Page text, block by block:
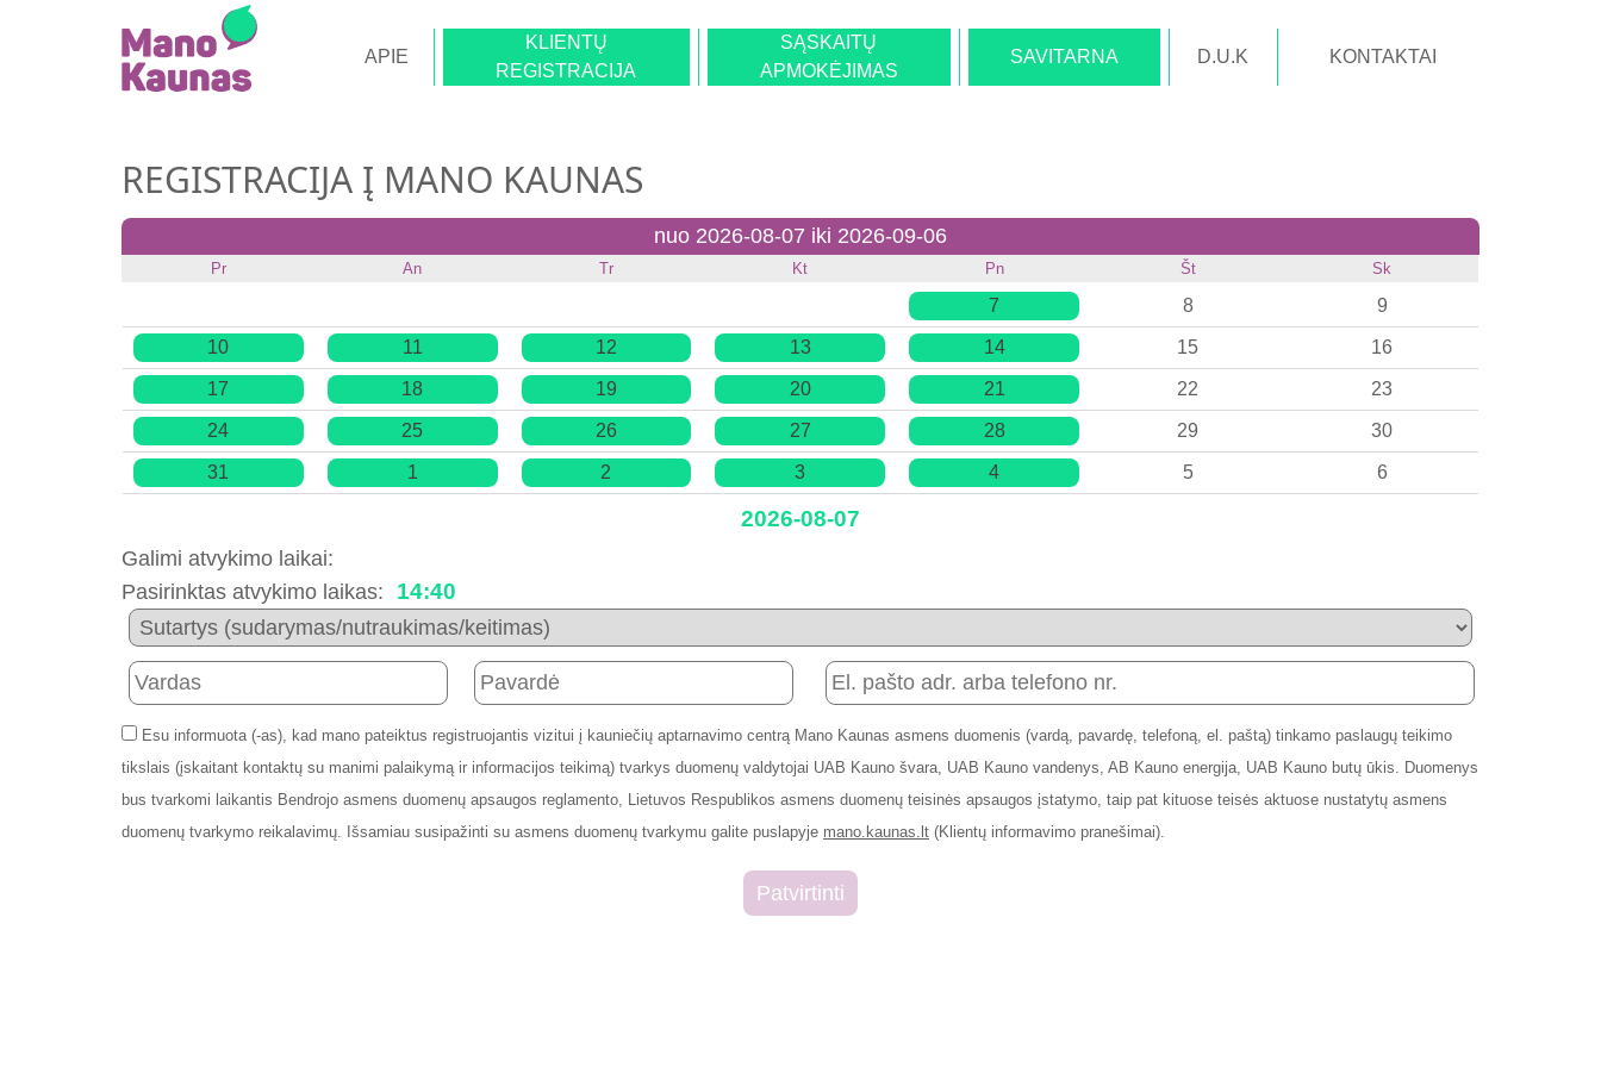
APIE
KLIENTŲ
REGISTRACIJA
SĄSKAITŲ
APMOKĖJIMAS
SAVITARNA D.U.K KONTAKTAI
REGISTRACIJA Į MANO KAUNAS
nuo 2026-08-07 iki 2026-09-06
Pr An Tr Kt Pn Št Sk
7 8 9
10 11 12 13 14 15 16
17 18 19 20 21 22 23
24 25 26 27 28 29 30
31 1 2 3 4 5 6
2026-08-07
Galimi atvykimo laikai:
Pasirinktas atvykimo laikas:
14:40
Esu informuota (-as), kad mano pateiktus registruojantis vizitui į kauniečių aptarnavimo centrą Mano Kaunas asmens duomenis (vardą, pavardę, telefoną, el. paštą) tinkamo paslaugų teikimo
tikslais (įskaitant kontaktų su manimi palaikymą ir informacijos teikimą) tvarkys duomenų valdytojai UAB Kauno švara, UAB Kauno vandenys, AB Kauno energija, UAB Kauno butų ūkis. Duomenys
bus tvarkomi laikantis Bendrojo asmens duomenų apsaugos reglamento, Lietuvos Respublikos asmens duomenų teisinės apsaugos įstatymo, taip pat kituose teisės aktuose nustatytų asmens
duomenų tvarkymo reikalavimų. Išsamiau susipažinti su asmens duomenų tvarkymu galite puslapyje mano.kaunas.lt (Klientų informavimo pranešimai).
Patvirtinti